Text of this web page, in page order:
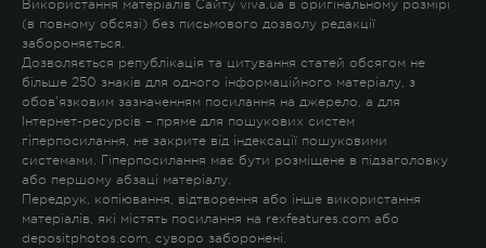
Використання матеріалів Сайту viva.ua в оригінальному розмірі
(в повному обсязі) без письмового дозволу редакції
забороняється.
Дозволяється републікація та цитування статей обсягом не
більше 250 знаків для одного інформаційного матеріалу, з
обов'язковим зазначенням посилання на джерело, а для
Інтернет-ресурсів – пряме для пошукових систем
гіперпосилання, не закрите від індексації пошуковими
системами. Гіперпосилання має бути розміщене в підзаголовку
або першому абзаці матеріалу.
Передрук, копіювання, відтворення або інше використання
матеріалів, які містять посилання на rexfeatures.com або
depositphotos.com, суворо заборонені.